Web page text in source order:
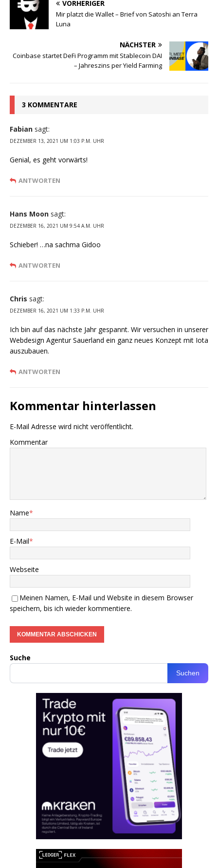
VORHERIGER
Mir platzt die Wallet – Brief von Satoshi an Terra
Luna
NÄCHSTER
Coinbase startet DeFi Programm mit Stablecoin DAI
– Jahreszins per Yield Farming
3 KOMMENTARE
Fabian sagt:
DEZEMBER 13, 2021 UM 1:03 P.M. UHR
Genial, es geht vorwärts!
ANTWORTEN
Hans Moon sagt:
DEZEMBER 16, 2021 UM 9:54 A.M. UHR
Schieber! …na sachma Gidoo
ANTWORTEN
Chris sagt:
DEZEMBER 16, 2021 UM 1:33 P.M. UHR
Ich bin auf das nächste Jahr gespannt. Wir versuchen in unserer
Webdesign Agentur Sauerland ein ganz neues Konzept mit Iota
auszubauen.
ANTWORTEN
Kommentar hinterlassen
E-Mail Adresse wird nicht veröffentlicht.
Kommentar
Name*
E-Mail*
Webseite
Meinen Namen, E-Mail und Website in diesem Browser
speichern, bis ich wieder kommentiere.
Suche
Suchen